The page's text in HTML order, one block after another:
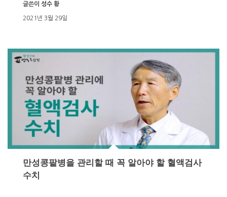
2021년 3월 29일
글쓴이 성수 황
만성콩팥병을 관리할 때 꼭 알아야 할 혈액검사
수치